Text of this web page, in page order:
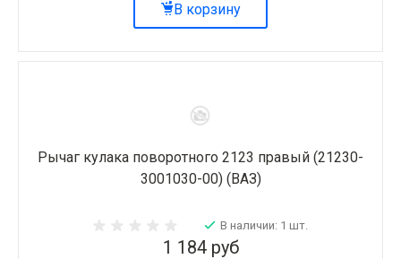
В корзину
Рычаг кулака поворотного 2123 правый (21230-
3001030-00) (ВАЗ)
В наличии: 1 шт.
1 184 руб